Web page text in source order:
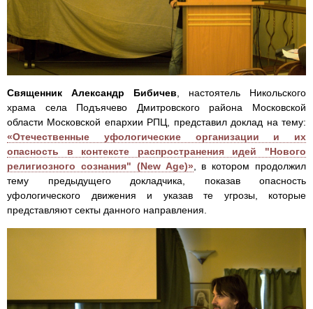
Священник Александр Бибичев , настоятель Никольского
храма села Подъячево Дмитровского района Московской
области Московской епархии РПЦ, представил доклад на тему:
«Отечественные уфологические организации и их
опасность в контексте распространения идей "Нового
религиозного сознания" (New Age)» , в котором продолжил
тему предыдущего докладчика, показав опасность
уфологического движения и указав те угрозы, которые
представляют секты данного направления.